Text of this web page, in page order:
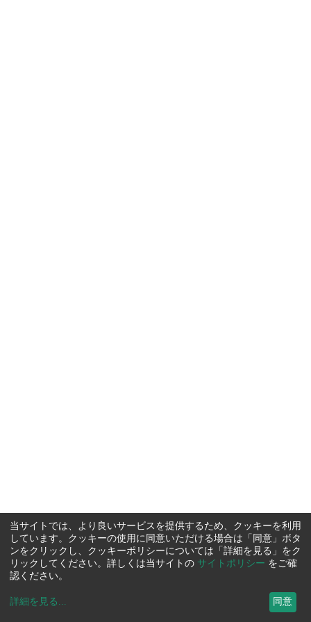
当サイトでは、より良いサービスを提供するため、クッキーを利用
しています。クッキーの使用に同意いただける場合は「同意」ボタ
ンをクリックし、クッキーポリシーについては「詳細を見る」をク
リックしてください。詳しくは当サイトの サイトポリシー をご確
認ください。
詳細を見る ... 同意